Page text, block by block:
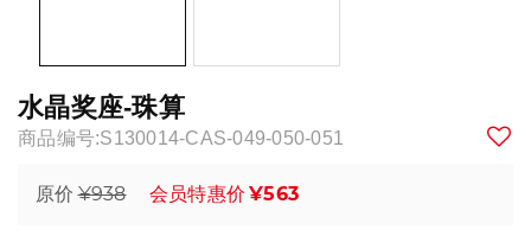
水晶奖座-珠算
商品编号:S130014-CAS-049-050-051
原价 ¥938 会员特惠价 ¥563